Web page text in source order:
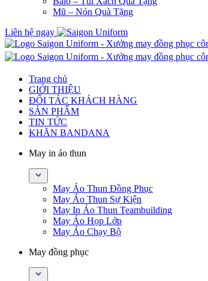
Mũ – Nón Quà Tặng
Liên hệ ngay
Trang chủ
GIỚI THIỆU
ĐỐI TÁC KHÁCH HÀNG
SẢN PHẨM
TIN TỨC
KHĂN BANDANA
May in áo thun
May Áo Thun Đồng Phục
May Áo Thun Sự Kiện
May In Áo Thun Teambuilding
May Áo Họp Lớp
May Áo Chạy Bộ
May đồng phục